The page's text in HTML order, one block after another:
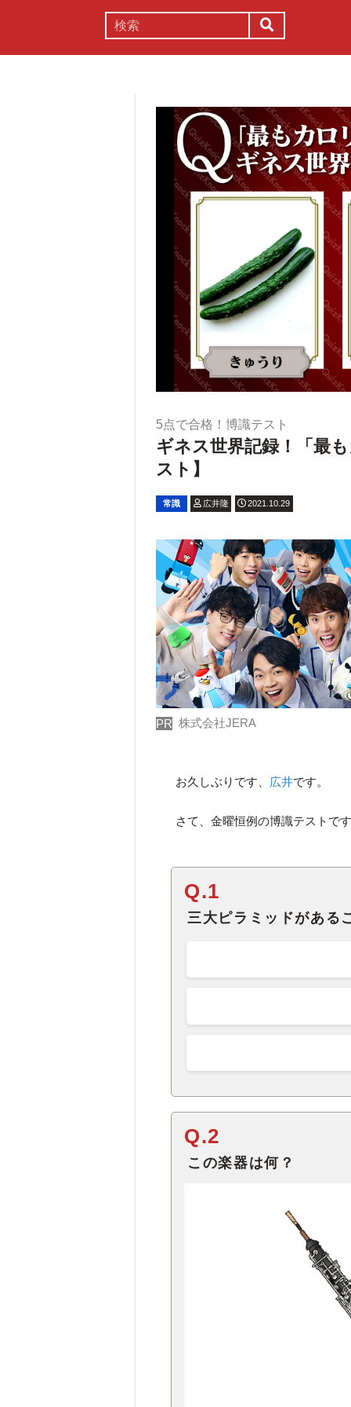
5点で合格！博識テスト
ギネス世界記録！「最
スト】
常識 広井隆 2021.10.29
PR 株式会社JERA
お久しぶりです、 広井です。
さて、金曜恒例の博識テストで
Q.1
三大ピラミッドがある
Q.2
この楽器は何？